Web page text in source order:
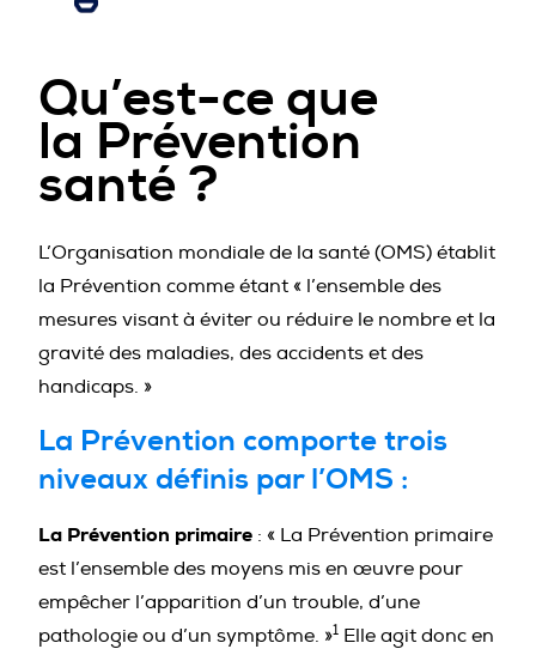
Qu’est-ce que
la Prévention
santé ?
L’Organisation mondiale de la santé (OMS) établit
la Prévention comme étant « l’ensemble des
mesures visant à éviter ou réduire le nombre et la
gravité des maladies, des accidents et des
handicaps. »
La Prévention comporte trois
niveaux définis par l’OMS :
La Prévention primaire : « La Prévention primaire
est l’ensemble des moyens mis en œuvre pour
empêcher l’apparition d’un trouble, d’une
pathologie ou d’un symptôme. »1 Elle agit donc en